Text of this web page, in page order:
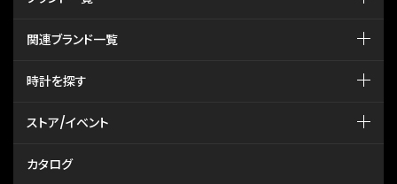
関連ブランド一覧
時計を探す
ストア/イベント
カタログ